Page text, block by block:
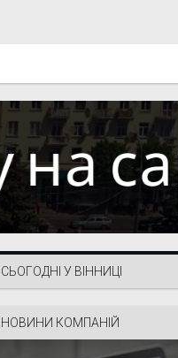
СЬОГОДНІ У ВІННИЦІ
НОВИНИ КОМПАНІЙ